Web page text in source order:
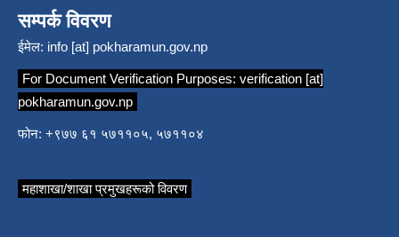
सम्पर्क विवरण
ईमेल: info [at] pokharamun.gov.np
For Document Verification Purposes: verification [at]
pokharamun.gov.np
फोन: +९७७ ६१ ५७११०५, ५७११०४
महाशाखा/शाखा प्रमुखहरूको विवरण